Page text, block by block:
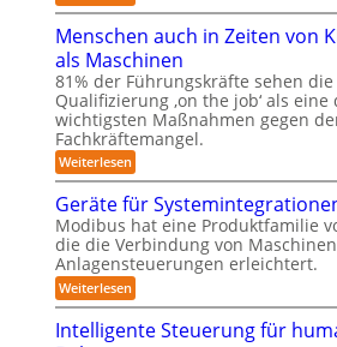
s
u
n
g
e
n
s
e
m
f
ü
r
R
o
b
o
t
i
k
u
I
d
u
s
t
r
i
e
r
o
o
t
e
r
c
v
o
n
m
i
l
i
t
ä
r
i
s
c
h
e
r
B
o
i
o
n
e
n
-
S
c
h
w
e
i
ß
c
o
b
o
t
P
ä
s
e
n
t
a
t
i
o
n
v
o
n
E
n
c
y
3
Menschen auch in Zeiten von
als Maschinen
81% der Führungskräfte sehen die
Qualifizierung ‚on the job‘ als eine
wichtigsten Maßnahmen gegen
Fachkräftemangel.
Weiterlesen:
M
e
n
s
c
h
e
n
a
u
Geräte für
Modibus hat eine Produktfamilie
die die Verbindung von
Anlagensteuerungen erleichtert.
Weiterlesen:
G
r
Intelligente Steuerung für